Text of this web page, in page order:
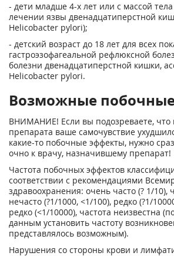
- дети младше 4-х лет или с массой
лечении язвы двенадцатиперстной
Helicobacter pylori);
- детский возраст до 18 лет для всех
гастроэзофагеальной рефлюксной
болезни двенадцатиперстной кишки,
Helicobacter pylori.
Возможные
ВНИМАНИЕ! Если вы подозреваете,
препарата ваше самочувствие
какие-то побочные эффекты, нужно
очно к врачу, назначившему препарат!
Частота побочных эффектов
соответствии с рекомендациями
здравоохранения: очень часто (? 1/10),
нечасто (?1/1000, <1/100), редко (?1/
редко (<1/10000), частота неизвестна
данным установить частоту
представлялось возможным).
Нарушения со стороны крови и